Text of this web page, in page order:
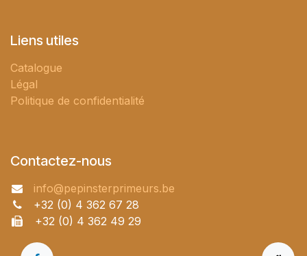
Liens utiles
Catalogue
Légal
Politique de confidentialité
Contactez-nous
info@pepinsterprimeurs.be
+32 (0) 4 362 67 28
+32 (0) 4 362 49 29